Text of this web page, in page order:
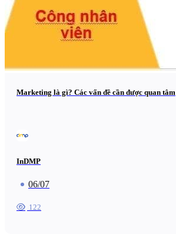
Marketing là gì? Các vấn đề cần được quan tâm
InDMP
06/07
122